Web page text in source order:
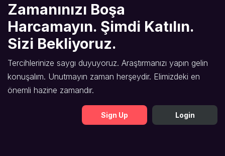
Zamanınızı Boşa
Harcamayın. Şimdi Katılın.
Sizi Bekliyoruz.
Tercihlerinize saygı duyuyoruz. Araştırmanızı yapın gelin
konuşalım. Unutmayın zaman herşeydir. Elimizdeki en
önemli hazine zamandır.
Sign Up Login